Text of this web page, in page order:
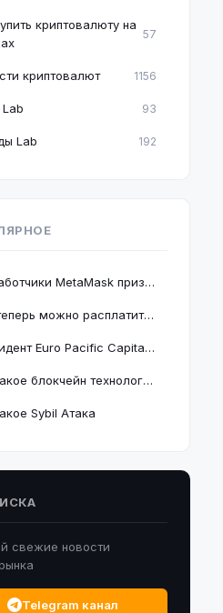
криптовалюту на
57
криптовалют 1156
93
Lab 192
Разработчики MetaMask призвали пользователей срочно обновить браузер Google Chrome
VET теперь можно расплатиться в 2 миллионах магазинов, проект подключается к BNB Chain
Президент Euro Pacific Capital заявил, что крах криптовалютного рынка полезен для экономики
Что такое блокчейн технология: принцип работы и краткое руководство
Sybil Атака
свежие новости
Telegram канал